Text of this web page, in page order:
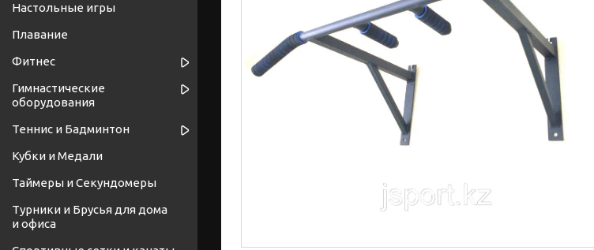
Настольные игры
Плавание
Фитнес
Гимнастические
оборудования
Теннис и Бадминтон
Кубки и Медали
Таймеры и Секундомеры
Турники и Брусья для дома
и офиса